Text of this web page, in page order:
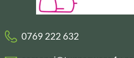
0769 222 632